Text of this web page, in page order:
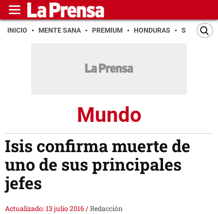
INICIO MENTE SANA PREMIUM HONDURAS SAN PEDRO
Mundo
Isis confirma muerte de
uno de sus principales
jefes
Actualizado: 13 julio 2016/Redacción